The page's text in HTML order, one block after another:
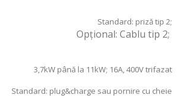
Standard: priză tip 2;
Opțional: Cablu tip 2;
3,7kW până la 11kW; 16A, 400V trifazat
Standard: plug&charge sau pornire cu cheie